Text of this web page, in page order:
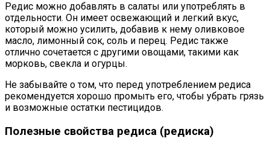
Редис можно добавлять в салаты или употреблять в
отдельности. Он имеет освежающий и легкий вкус,
который можно усилить, добавив к нему оливковое
масло, лимонный сок, соль и перец. Редис также
отлично сочетается с другими овощами, такими как
морковь, свекла и огурцы.
Не забывайте о том, что перед употреблением редиса
рекомендуется хорошо промыть его, чтобы убрать грязь
и возможные остатки пестицидов.
Полезные свойства редиса (редиска)